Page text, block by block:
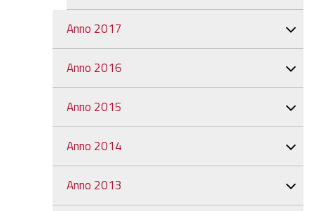
Anno 2017
Anno 2016
Anno 2015
Anno 2014
Anno 2013